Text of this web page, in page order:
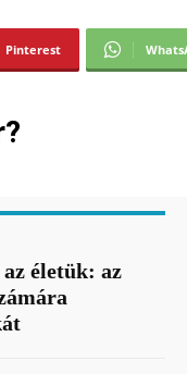
Pinterest
életük: az